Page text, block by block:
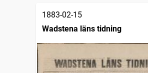
1883-02-15
Wadstena läns tidning